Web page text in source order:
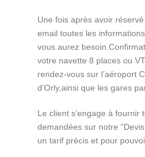
Une fois après avoir
email toutes les
vous aurez
votre navette 8 places ou
rendez-vous sur l’aéroport
d’Orly,ainsi que les gares
Le client s’engage à fournir
demandées sur notre
un tarif précis et pour